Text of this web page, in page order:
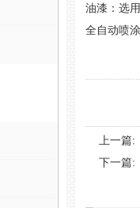
油漆：选
全自动喷
上一篇:
下一篇: